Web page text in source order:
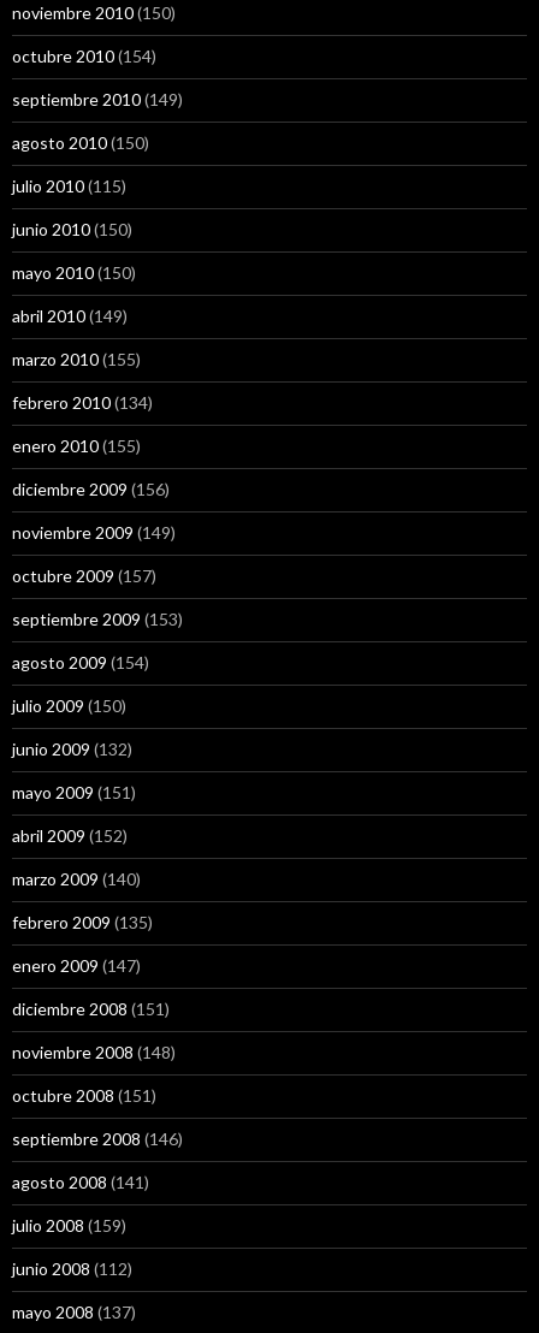
noviembre 2010(150)
octubre 2010(154)
septiembre 2010(149)
agosto 2010(150)
julio 2010(115)
junio 2010(150)
mayo 2010(150)
abril 2010(149)
marzo 2010(155)
febrero 2010(134)
enero 2010(155)
diciembre 2009 (156)
noviembre 2009 (149)
octubre 2009 (157)
septiembre 2009 (153)
agosto 2009 (154)
julio 2009 (150)
junio 2009 (132)
mayo 2009 (151)
abril 2009 (152)
marzo 2009 (140)
febrero 2009 (135)
enero 2009 (147)
diciembre 2008 (151)
noviembre 2008 (148)
octubre 2008 (151)
septiembre 2008 (146)
agosto 2008 (141)
julio 2008 (159)
junio 2008 (112)
mayo 2008 (137)